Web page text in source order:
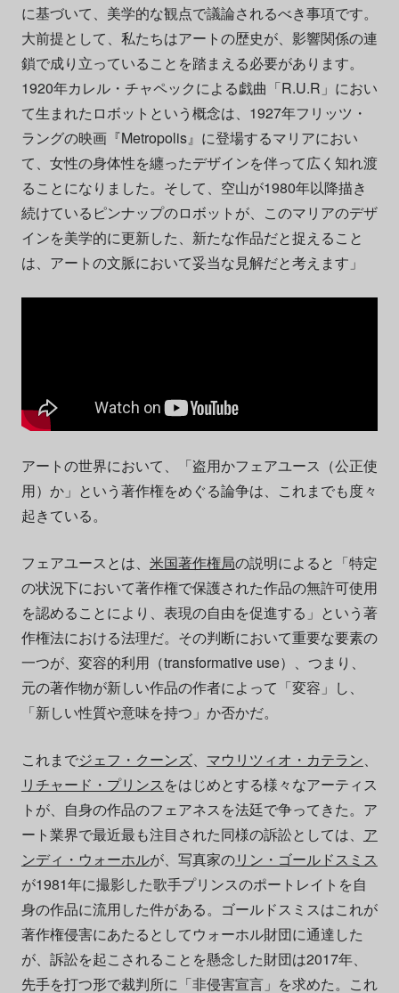
に基づいて、美学的な観点で議論されるべき事項です。
大前提として、私たちはアートの歴史が、影響関係の連
鎖で成り立っていることを踏まえる必要があります。
1920年カレル・チャペックによる戯曲「R.U.R」におい
て生まれたロボットという概念は、1927年フリッツ・
ラングの映画『Metropolis』に登場するマリアにおい
て、女性の身体性を纏ったデザインを伴って広く知れ渡
ることになりました。そして、空山が1980年以降描き
続けているピンナップのロボットが、このマリアのデザ
インを美学的に更新した、新たな作品だと捉えること
は、アートの文脈において妥当な見解だと考えます」
アートの世界において、「盗用かフェアユース（公正使
用）か」という著作権をめぐる論争は、これまでも度々
起きている。
フェアユースとは、 米国著作権局の説明によると「特定
の状況下において著作権で保護された作品の無許可使用
を認めることにより、表現の自由を促進する」という著
作権法における法理だ。その判断において重要な要素の
一つが、変容的利用（transformative use）、つまり、
元の著作物が新しい作品の作者によって「変容」し、
「新しい性質や意味を持つ」か否かだ。
これまでジェフ・クーンズ、 マウリツィオ・カテラン
リチャード・プリンス をはじめとする様々なアーティス
トが、自身の作品のフェアネスを法廷で争ってきた。ア
ート業界で最近最も注目された同様の訴訟としては、 ア
ンディ・ウォーホルが、写真家のリン・ゴールドスミス
が1981年に撮影した歌手プリンスのポートレイトを自
身の作品に流用した件がある。ゴールドスミスはこれが
著作権侵害にあたるとしてウォーホル財団に通達した
が、訴訟を起こされることを懸念した財団は2017年、
先手を打つ形で裁判所に「非侵害宣言」を求めた。これ